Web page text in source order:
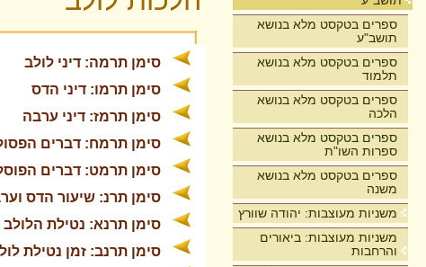
ספרים בטקסט מלא בנושא
תושב"ע
ספרים בטקסט מלא בנושא
תלמוד
ספרים בטקסט מלא בנושא
הלכה
ספרים בטקסט מלא בנושא
ספרות השו"ת
ספרים בטקסט מלא בנושא
משנה
משניות מעוצבות: יהודה שוורץ
משניות מעוצבות: ביאורים
והרחבות
סימן תרמה: דיני לולב
סימן תרמו: דיני הדס
סימן תרמז: דיני ערבה
סימן תרמח: דברים
סימן תרמט: דברים
סימן תרנ: שיעור הדס
סימן תרנא: נטילת הלולב
סימן תרנב: זמן נטילת